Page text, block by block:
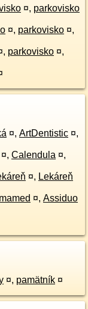
¤, parkovisko
¤, parkovisko ¤,
, parkovisko ¤,
¤, ArtDentistic ¤,
¤, Calendula ¤,
¤, Lekáreň
¤, Assiduo
¤, pamätník ¤